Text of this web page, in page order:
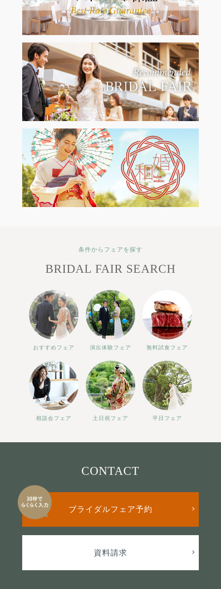
条件からフェアを探す
BRIDAL FAIR SEARCH
おすすめフェア 演出体験フェア 無料試食フェア
相談会フェア 土日祝フェア 平日フェア
CONTACT
ブライダルフェア予約
資料請求